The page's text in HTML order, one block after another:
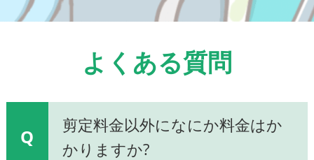
よくある質問
Q
剪定料金以外になにか料金はか
かりますか?